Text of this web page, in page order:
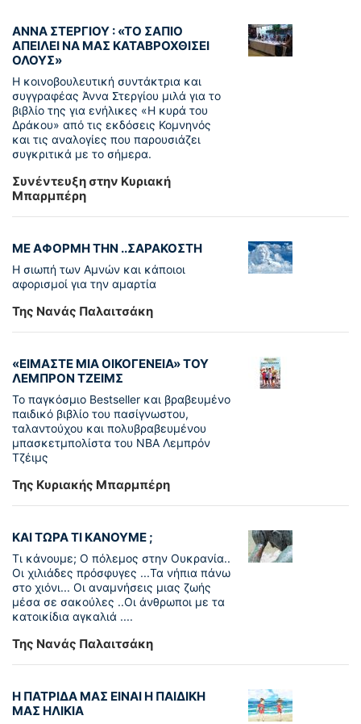
ΑΝΝΑ ΣΤΕΡΓΙΟΥ : «ΤΟ ΣΑΠΙΟ
ΑΠΕΙΛΕΙ ΝΑ ΜΑΣ ΚΑΤΑΒΡΟΧΘΙΣΕΙ
ΟΛΟΥΣ»
Η κοινοβουλευτική συντάκτρια και
συγγραφέας Άννα Στεργίου μιλά για το
βιβλίο της για ενήλικες «Η κυρά του
Δράκου» από τις εκδόσεις Κομνηνός
και τις αναλογίες που παρουσιάζει
συγκριτικά με το σήμερα.
Συνέντευξη στην Κυριακή
Μπαρμπέρη
ΜΕ ΑΦΟΡΜΗ ΤΗΝ ..ΣΑΡΑΚΟΣΤΗ
Η σιωπή των Αμνών και κάποιοι
αφορισμοί για την αμαρτία
Της Νανάς Παλαιτσάκη
«ΕΙΜΑΣΤΕ ΜΙΑ ΟΙΚΟΓΕΝΕΙΑ» ΤΟΥ
ΛΕΜΠΡΟΝ ΤΖΕΙΜΣ
To παγκόσµιο Bestseller και βραβευµένο
παιδικό βιβλίο του πασίγνωστου,
ταλαντούχου και πολυβραβευµένου
µπασκετµπολίστα του NBA Λεµπρόν
Τζέιμς
Της Κυριακής Μπαρμπέρη
ΚΑΙ ΤΩΡΑ ΤΙ ΚΑΝΟΥΜΕ ;
Τι κάνουμε; Ο πόλεμος στην Ουκρανία..
Οι χιλιάδες πρόσφυγες ...Τα νήπια πάνω
στο χιόνι... Οι αναμνήσεις μιας ζωής
μέσα σε σακούλες ..Οι άνθρωποι με τα
κατοικίδια αγκαλιά ....
Της Νανάς Παλαιτσάκη
Η ΠΑΤΡΙΔΑ ΜΑΣ ΕΙΝΑΙ Η ΠΑΙΔΙΚΗ
ΜΑΣ ΗΛΙΚΙΑ